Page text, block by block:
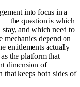
into focus in a
— the question is which
and which need to
mechanics depend on
entitlements actually
the platform that
dimension of
keeps both sides of